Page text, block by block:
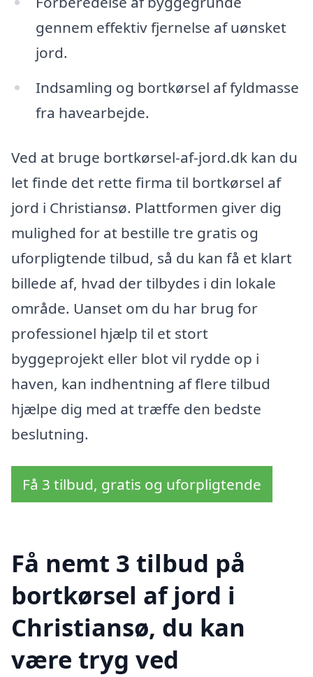
gennem effektiv fjernelse af uønsket
jord.
Indsamling og bortkørsel af fyldmasse
fra havearbejde.
Ved at bruge bortkørsel-af-jord.dk kan du
let finde det rette firma til bortkørsel af
jord i Christiansø. Plattformen giver dig
mulighed for at bestille tre gratis og
uforpligtende tilbud, så du kan få et klart
billede af, hvad der tilbydes i din lokale
område. Uanset om du har brug for
professionel hjælp til et stort
byggeprojekt eller blot vil rydde op i
haven, kan indhentning af flere tilbud
hjælpe dig med at træffe den bedste
beslutning.
Få 3 tilbud, gratis og uforpligtende
Få nemt 3 tilbud på
bortkørsel af jord i
Christiansø, du kan
være tryg ved